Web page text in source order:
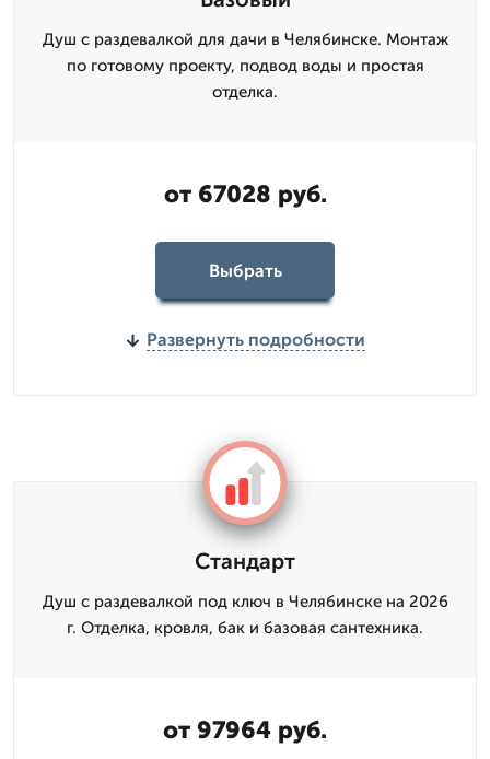
Душ с раздевалкой для дачи в Челябинске. Монтаж
по готовому проекту, подвод воды и простая
отделка.
от 67028 руб.
Выбрать
Развернуть подробности
Стандарт
Душ с раздевалкой под ключ в Челябинске на 2026
г. Отделка, кровля, бак и базовая сантехника.
от 97964 руб.